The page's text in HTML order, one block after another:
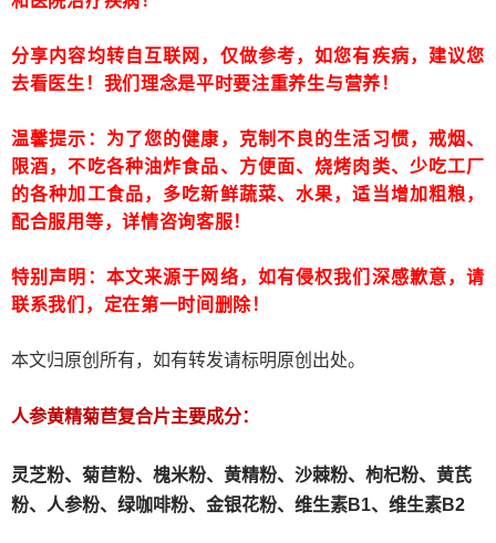
分享内容均转自互联网，仅做参考，如您有疾病，建议您
去看医生！我们理念是平时要注重养生与营养！
温馨提示：为了您的健康，克制不良的生活习惯，戒烟、
限酒，不吃各种油炸食品、方便面、烧烤肉类、少吃工厂
的各种加工食品，多吃新鲜蔬菜、水果，适当增加粗粮，
配合服用等，详情咨询客服！
特别声明：本文来源于网络，如有侵权我们深感歉意，请
联系我们，定在第一时间删除！
本文归原创所有，如有转发请标明原创出处。
人参黄精菊苣复合片主要成分：
灵芝粉、 菊苣粉、 槐米粉、 黄精粉、沙棘粉、枸杞粉、黄芪
粉、人参粉、绿咖啡粉、金银花粉、维生素B1、维生素B2